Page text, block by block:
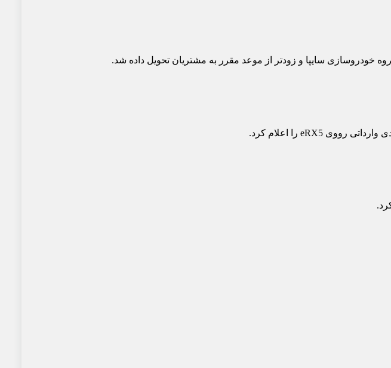
سایپا و زودتر از موعد مقرر به مشتریان تحویل داده شد.